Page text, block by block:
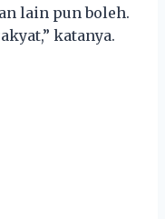
lain pun boleh.
katanya.